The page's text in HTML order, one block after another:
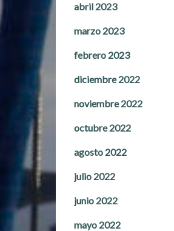
abril 2023
marzo 2023
febrero 2023
diciembre 2022
noviembre 2022
octubre 2022
agosto 2022
julio 2022
junio 2022
mayo 2022